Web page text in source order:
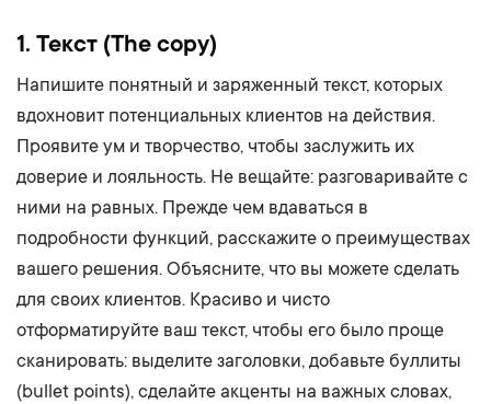
1. Текст (The copy)
Напишите понятный и заряженный текст, которых
вдохновит потенциальных клиентов на действия.
Проявите ум и творчество, чтобы заслужить их
доверие и лояльность. Не вещайте: разговаривайте с
ними на равных. Прежде чем вдаваться в
подробности функций, расскажите о преимуществах
вашего решения. Объясните, что вы можете сделать
для своих клиентов. Красиво и чисто
отформатируйте ваш текст, чтобы его было проще
сканировать: выделите заголовки, добавьте буллиты
(bullet points), сделайте акценты на важных словах,